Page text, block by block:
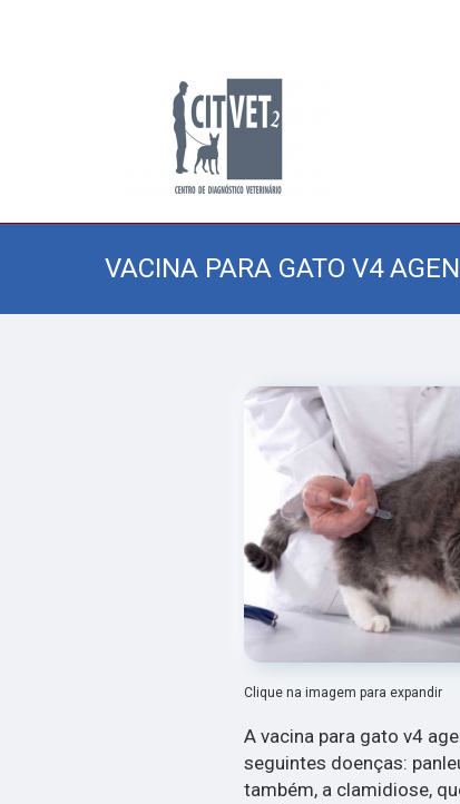
VACINA PARA GATO V4
Clique na imagem para expandir
A vacina para gato v4
seguintes doenças:
também, a clamidiose,